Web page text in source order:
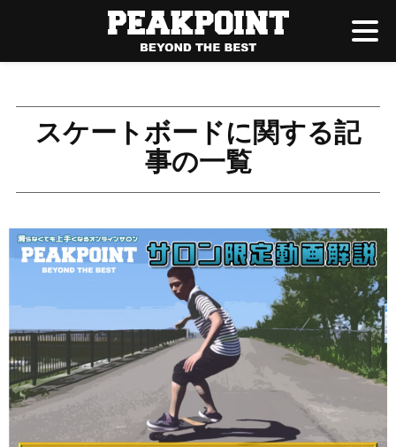
スケートボードに関する記
事の一覧